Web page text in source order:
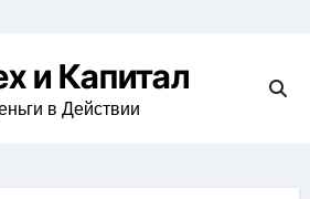
и Капитал
в Действии